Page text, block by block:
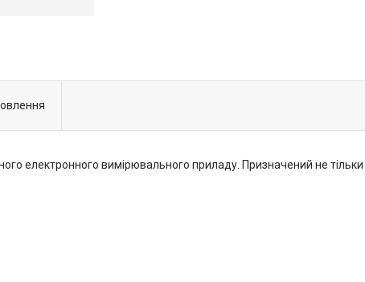
електронного вимірювального приладу. Призначений не